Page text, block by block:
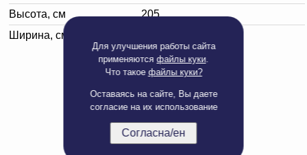
Для улучшения работы сайта
применяютсяфайлы куки.
Что такое файлы куки?
Оставаясь на сайте, Вы даете
согласие на их использование
Согласна/ен
Высота, см
205
Ширина, см
Полная версия сайта